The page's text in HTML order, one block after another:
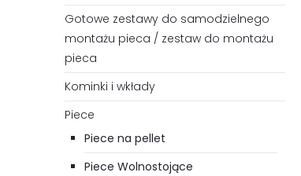
Gotowe zestawy do samodzielnego
montażu pieca / zestaw do montażu
pieca
Kominki i wkłady
Piece
Piece na pellet
Piece Wolnostojące